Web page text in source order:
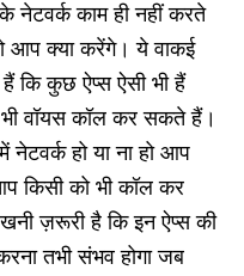
नेटवर्क काम ही नहीं करते
आप क्या करेंगे। ये वाकई
कि कुछ ऐप्स ऐसी भी हैं
वॉयस कॉल कर सकते हैं।
हो या ना हो आप
किसी को भी कॉल कर
ज़रूरी है कि इन ऐप्स की
तभी संभव होगा जब